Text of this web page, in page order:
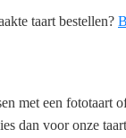
taart bestellen?
met een fototaart
dan voor onze